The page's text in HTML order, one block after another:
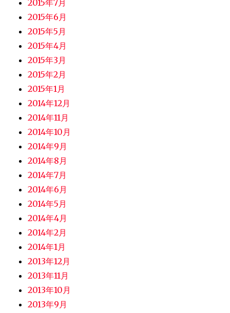
2015年7月
2015年6月
2015年5月
2015年4月
2015年3月
2015年2月
2015年1月
2014年12月
2014年11月
2014年10月
2014年9月
2014年8月
2014年7月
2014年6月
2014年5月
2014年4月
2014年2月
2014年1月
2013年12月
2013年11月
2013年10月
2013年9月